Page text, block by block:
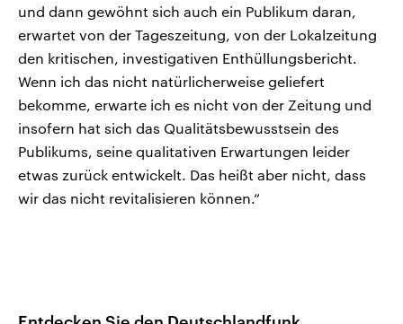
und dann gewöhnt sich auch ein Publikum daran,
erwartet von der Tageszeitung, von der Lokalzeitung
den kritischen, investigativen Enthüllungsbericht.
Wenn ich das nicht natürlicherweise geliefert
bekomme, erwarte ich es nicht von der Zeitung und
insofern hat sich das Qualitätsbewusstsein des
Publikums, seine qualitativen Erwartungen leider
etwas zurück entwickelt. Das heißt aber nicht, dass
wir das nicht revitalisieren können.“